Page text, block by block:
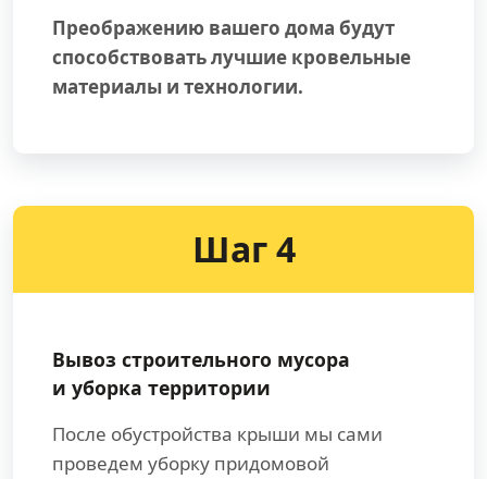
Преображению вашего дома будут
способствовать лучшие кровельные
материалы и технологии.
Шаг 4
Вывоз строительного мусора
и уборка территории
После обустройства крыши мы сами
проведем уборку придомовой